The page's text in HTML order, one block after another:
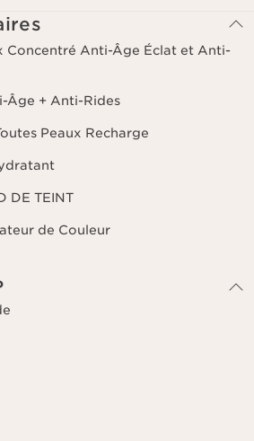
Concentré Anti-Âge Éclat et Anti-
Âge + Anti-Rides
Peaux Recharge
DE TEINT
de Couleur